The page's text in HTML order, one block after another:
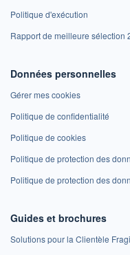
Politique d'exécution
Rapport de meilleure sélection
Données personnelles
Gérer mes cookies
Politique de confidentialité
Politique de cookies
Politique de protection des
Politique de protection des
Guides et brochures
Solutions pour la Clientèle